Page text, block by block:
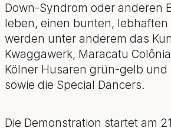
Down-Syndrom oder anderen
leben, einen bunten, lebhaften
werden unter anderem das
Kwaggawerk, Maracatu
Kölner Husaren grün-gelb und
sowie die Special Dancers.
Die Demonstration startet am